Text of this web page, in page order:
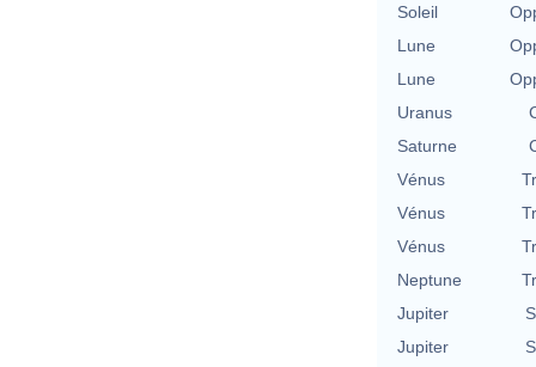
Soleil
Lune
Lune
Uranus
Saturne
Vénus
Vénus
Vénus
Neptune
Jupiter
Jupiter